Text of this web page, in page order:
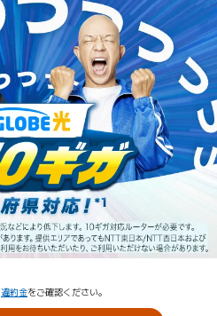
違約金をご確認ください。